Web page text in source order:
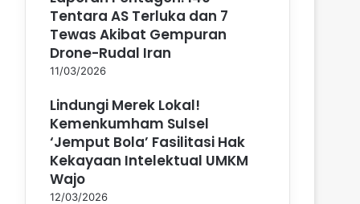
Tentara AS Terluka dan 7
Tewas Akibat Gempuran
Drone-Rudal Iran
11/03/2026
Lindungi Merek Lokal!
Kemenkumham Sulsel
‘Jemput Bola’ Fasilitasi Hak
Kekayaan Intelektual UMKM
Wajo
12/03/2026